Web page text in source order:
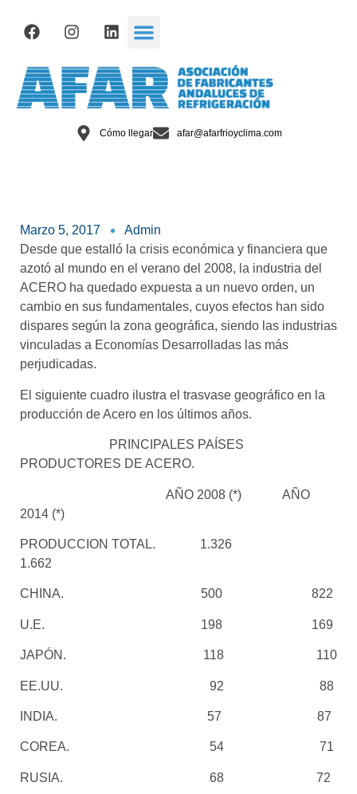
Cómo llegar afar@afarfrioyclima.com
Marzo 5, 2017
Admin
Desde que estalló la crisis económica y financiera que
azotó al mundo en el verano del 2008, la industria del
ACERO ha quedado expuesta a un nuevo orden, un
cambio en sus fundamentales, cuyos efectos han sido
dispares según la zona geográfica, siendo las industrias
vinculadas a Economías Desarrolladas las más
perjudicadas.
El siguiente cuadro ilustra el trasvase geográfico en la
producción de Acero en los últimos años.
PRINCIPALES PAÍSES
PRODUCTORES DE ACERO.
AÑO 2008 (*)
AÑO
2014 (*)
PRODUCCION TOTAL.
1.326
1.662
CHINA. 500 822
U.E. 198 169
JAPÓN. 118 110
EE.UU. 92 88
INDIA. 57 87
COREA. 54 71
RUSIA. 68 72